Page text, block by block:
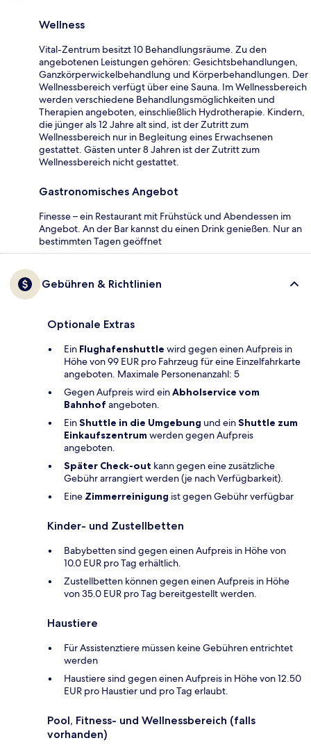
Wellness
Vital-Zentrum besitzt 10 Behandlungsräume. Zu den
angebotenen Leistungen gehören: Gesichtsbehandlungen,
Ganzkörperwickelbehandlung und Körperbehandlungen. Der
Wellnessbereich verfügt über eine Sauna. Im Wellnessbereich
werden verschiedene Behandlungsmöglichkeiten und
Therapien angeboten, einschließlich Hydrotherapie. Kindern,
die jünger als 12 Jahre alt sind, ist der Zutritt zum
Wellnessbereich nur in Begleitung eines Erwachsenen
gestattet. Gästen unter 8 Jahren ist der Zutritt zum
Wellnessbereich nicht gestattet.
Gastronomisches Angebot
Finesse – ein Restaurant mit Frühstück und Abendessen im
Angebot. An der Bar kannst du einen Drink genießen. Nur an
bestimmten Tagen geöffnet
Gebühren & Richtlinien
Optionale Extras
Ein Flughafenshuttle wird gegen einen Aufpreis in
Höhe von 99 EUR pro Fahrzeug für eine Einzelfahrkarte
angeboten. Maximale Personenanzahl: 5
Gegen Aufpreis wird einAbholservice vom
Bahnhof angeboten.
EinShuttle in die Umgebung und einShuttle zum
Einkaufszentrum werden gegen Aufpreis
angeboten.
Später Check-out kann gegen eine zusätzliche
Gebühr arrangiert werden (je nach Verfügbarkeit).
Eine Zimmerreinigung ist gegen Gebühr verfügbar
Kinder- und Zustellbetten
Babybetten sind gegen einen Aufpreis in Höhe von
10.0 EUR pro Tag erhältlich.
Zustellbetten können gegen einen Aufpreis in Höhe
von 35.0 EUR pro Tag bereitgestellt werden.
Haustiere
Für Assistenztiere müssen keine Gebühren entrichtet
werden
Haustiere sind gegen einen Aufpreis in Höhe von 12.50
EUR pro Haustier und pro Tag erlaubt.
Pool, Fitness- und Wellnessbereich (falls
vorhanden)